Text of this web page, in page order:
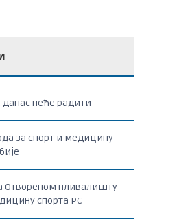
неће радити
за спорт и медицину
Отвореном пливалишту
спорта РС